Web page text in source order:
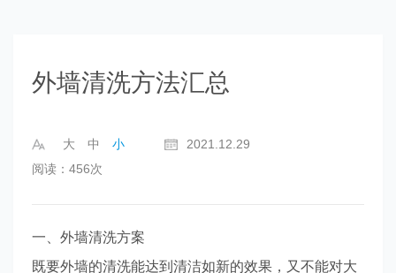
外墙清洗方法汇总
大 中 小
2021.12.29
阅读：456次
一、外墙清洗方案
既要外墙的清洗能达到清洁如新的效果，又不能对大